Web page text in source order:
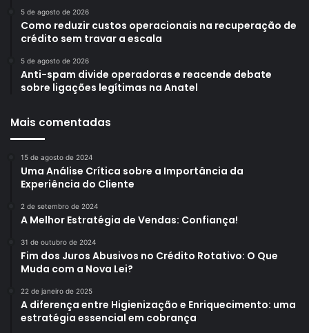
5 de agosto de 2026
Como reduzir custos operacionais na recuperação de
crédito sem travar a escala
5 de agosto de 2026
Anti-spam divide operadoras e reacende debate
sobre ligações legítimas na Anatel
Mais comentadas
15 de agosto de 2024
Uma Análise Crítica sobre a Importância da
Experiência do Cliente
2 de setembro de 2024
A Melhor Estratégia de Vendas: Confiança!
31 de outubro de 2024
Fim dos Juros Abusivos no Crédito Rotativo: O Que
Muda com a Nova Lei?
22 de janeiro de 2025
A diferença entre Higienização e Enriquecimento: uma
estratégia essencial em cobrança